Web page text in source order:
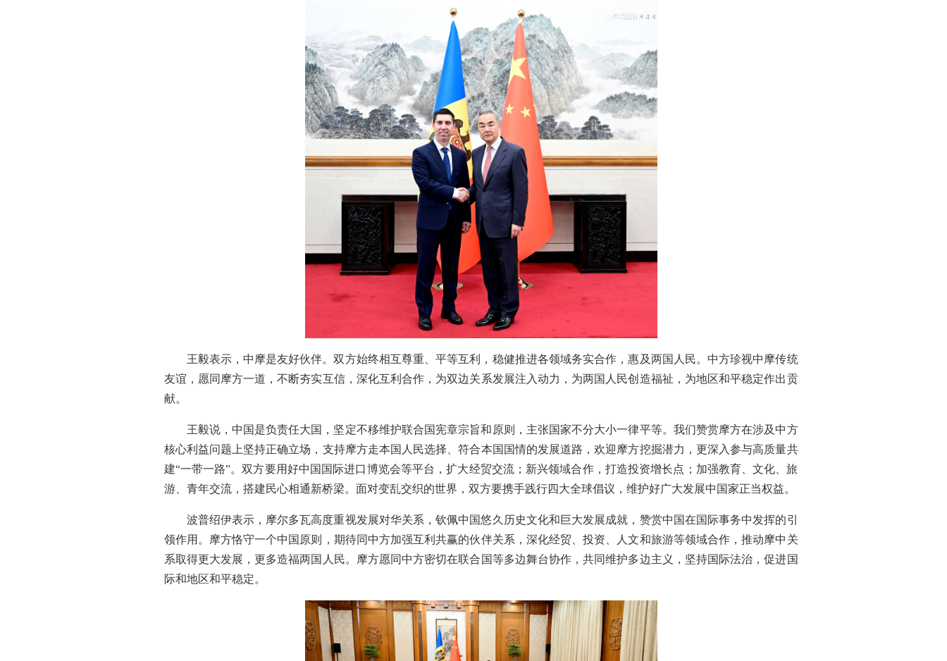
王毅表示，中摩是友好伙伴。双方始终相互尊重、平等互利，稳健推进各领域务实合作，惠及两国人民。中方珍视中摩传统
友谊，愿同摩方一道，不断夯实互信，深化互利合作，为双边关系发展注入动力，为两国人民创造福祉，为地区和平稳定作出贡
献。
王毅说，中国是负责任大国，坚定不移维护联合国宪章宗旨和原则，主张国家不分大小一律平等。我们赞赏摩方在涉及中方
核心利益问题上坚持正确立场，支持摩方走本国人民选择、符合本国国情的发展道路，欢迎摩方挖掘潜力，更深入参与高质量共
建“一带一路”。双方要用好中国国际进口博览会等平台，扩大经贸交流；新兴领域合作，打造投资增长点；加强教育、文化、旅
游、青年交流，搭建民心相通新桥梁。面对变乱交织的世界，双方要携手践行四大全球倡议，维护好广大发展中国家正当权益。
波普绍伊表示，摩尔多瓦高度重视发展对华关系，钦佩中国悠久历史文化和巨大发展成就，赞赏中国在国际事务中发挥的引
领作用。摩方恪守一个中国原则，期待同中方加强互利共赢的伙伴关系，深化经贸、投资、人文和旅游等领域合作，推动摩中关
系取得更大发展，更多造福两国人民。摩方愿同中方密切在联合国等多边舞台协作，共同维护多边主义，坚持国际法治，促进国
际和地区和平稳定。